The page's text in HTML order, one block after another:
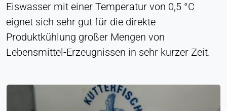
Eiswasser mit einer Temperatur von 0,5 °C
eignet sich sehr gut für die direkte
Produktkühlung großer Mengen von
Lebensmittel-Erzeugnissen in sehr kurzer Zeit.